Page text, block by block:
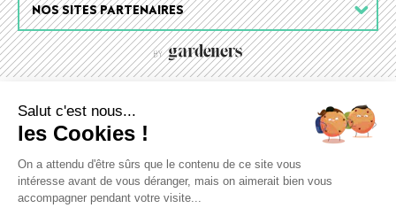
NOS SITES PARTENAIRES
Salut c'est nous...
les Cookies !
On a attendu d'être sûrs que le contenu de ce site vous
intéresse avant de vous déranger, mais on aimerait bien vous
accompagner pendant votre visite...